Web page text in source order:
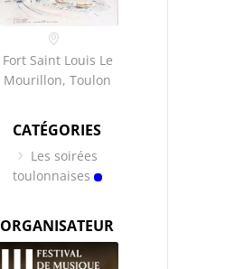
Fort Saint Louis Le
Mourillon, Toulon
CATÉGORIES
Les soirées
toulonnaises
ORGANISATEUR